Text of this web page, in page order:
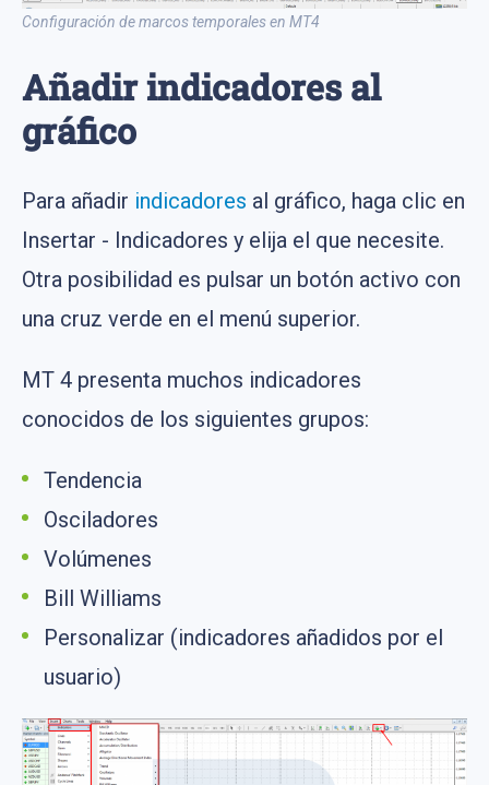
Configuración de marcos temporales en MT4
Añadir indicadores al
gráfico
Para añadir indicadores al gráfico, haga clic en
Insertar - Indicadores y elija el que necesite.
Otra posibilidad es pulsar un botón activo con
una cruz verde en el menú superior.
MT 4 presenta muchos indicadores
conocidos de los siguientes grupos:
Tendencia
Osciladores
Volúmenes
Bill Williams
Personalizar (indicadores añadidos por el
usuario)